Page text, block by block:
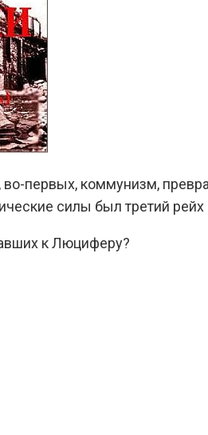
первых, коммунизм,
силы был третий рейх
к Люциферу?